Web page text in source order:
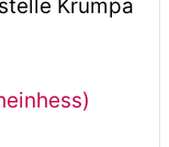
Krumpa